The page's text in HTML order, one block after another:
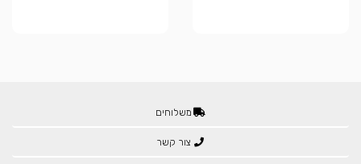
משלוחים
צור קשר